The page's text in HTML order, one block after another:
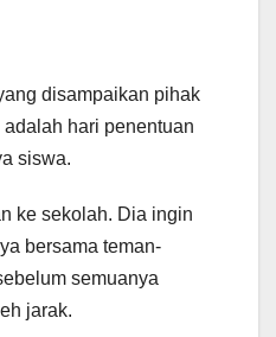
disampaikan pihak
hari penentuan
siswa.
ke sekolah. Dia ingin
bersama teman-
semuanya
jarak.